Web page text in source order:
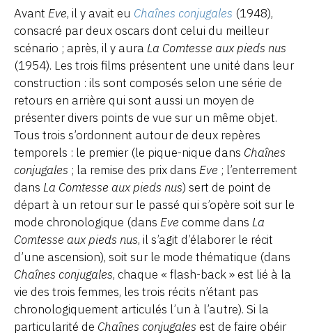
Avant Eve, il y avait eu Chaînes conjugales (1948),
consacré par deux oscars dont celui du meilleur
scénario ; après, il y aura La Comtesse aux pieds nus
(1954). Les trois films présentent une unité dans leur
construction : ils sont composés selon une série de
retours en arrière qui sont aussi un moyen de
présenter divers points de vue sur un même objet.
Tous trois s’ordonnent autour de deux repères
temporels : le premier (le pique-nique dans Chaînes
conjugales ; la remise des prix dans Eve ; l’enterrement
dans La Comtesse aux pieds nus) sert de point de
départ à un retour sur le passé qui s’opère soit sur le
mode chronologique (dans Eve comme dans La
Comtesse aux pieds nus, il s’agit d’élaborer le récit
d’une ascension), soit sur le mode thématique (dans
Chaînes conjugales, chaque « flash-back » est lié à la
vie des trois femmes, les trois récits n’étant pas
chronologiquement articulés l’un à l’autre). Si la
particularité de Chaînes conjugales est de faire obéir